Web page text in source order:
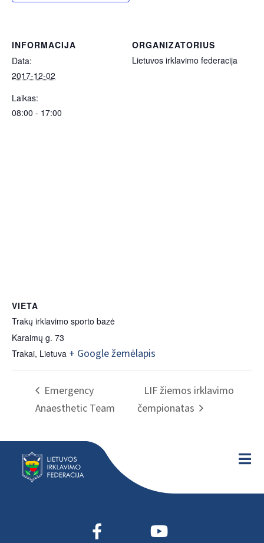
INFORMACIJA
Data:
2017-12-02
Laikas:
08:00 - 17:00
ORGANIZATORIUS
Lietuvos irklavimo federacija
VIETA
Trakų irklavimo sporto bazė
Karaimų g. 73
Trakai, Lietuva + Google žemėlapis
Emergency
Anaesthetic Team
LIF žiemos irklavimo
čempionatas